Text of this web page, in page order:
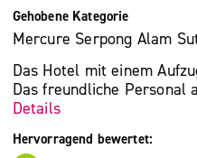
Gehobene Kategorie
Mercure Serpong Alam
Das Hotel mit einem
Das freundliche Personal
Details
Hervorragend bewertet: